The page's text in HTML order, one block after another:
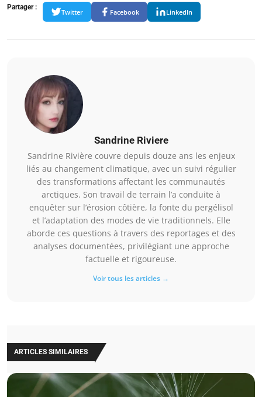
Partager :
Twitter Facebook LinkedIn
Sandrine Riviere
Sandrine Rivière couvre depuis douze ans les enjeux
liés au changement climatique, avec un suivi régulier
des transformations affectant les communautés
arctiques. Son travail de terrain l’a conduite à
enquêter sur l’érosion côtière, la fonte du pergélisol
et l’adaptation des modes de vie traditionnels. Elle
aborde ces questions à travers des reportages et des
analyses documentées, privilégiant une approche
factuelle et rigoureuse.
Voir tous les articles →
ARTICLES SIMILAIRES